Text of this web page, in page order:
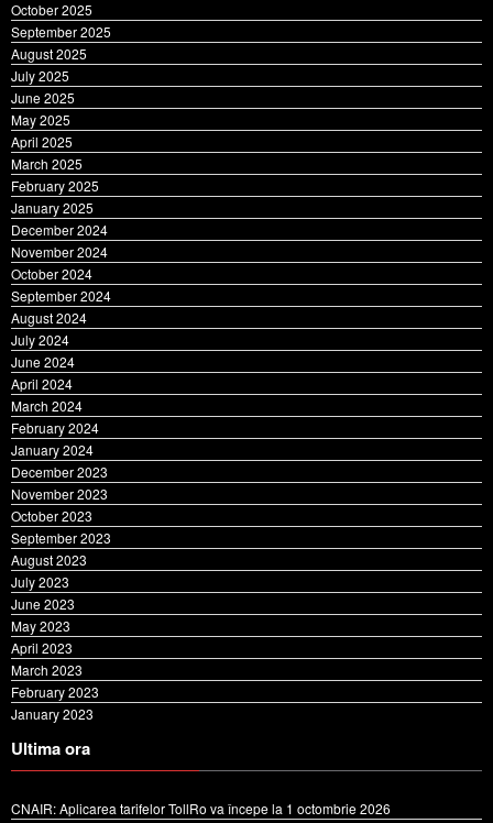
November 2025
October 2025
September 2025
August 2025
July 2025
June 2025
May 2025
April 2025
March 2025
February 2025
January 2025
December 2024
November 2024
October 2024
September 2024
August 2024
July 2024
June 2024
April 2024
March 2024
February 2024
January 2024
December 2023
November 2023
October 2023
September 2023
August 2023
July 2023
June 2023
May 2023
April 2023
March 2023
February 2023
Ultima ora